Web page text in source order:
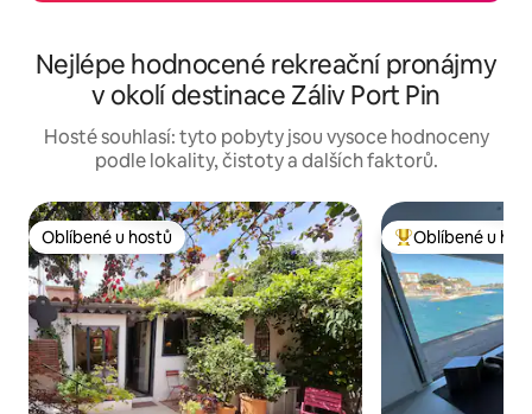
Nejlépe hodnocené rekreační pronájmy
v okolí destinace Záliv Port Pin
Hosté souhlasí: tyto pobyty jsou vysoce hodnoceny
podle lokality, čistoty a dalších faktorů.
Oblíbené u hostů
Oblíbené u hostů Nejlepší v
Oblíbené u